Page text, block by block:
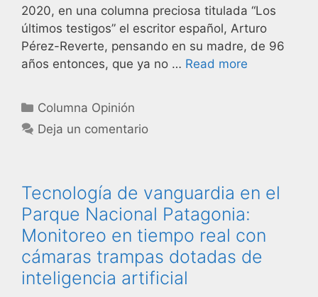
2020, en una columna preciosa titulada “Los
últimos testigos” el escritor español, Arturo
Pérez-Reverte, pensando en su madre, de 96
años entonces, que ya no … Read more
Columna Opinión
Deja un comentario
Tecnología de vanguardia en el
Parque Nacional Patagonia:
Monitoreo en tiempo real con
cámaras trampas dotadas de
inteligencia artificial